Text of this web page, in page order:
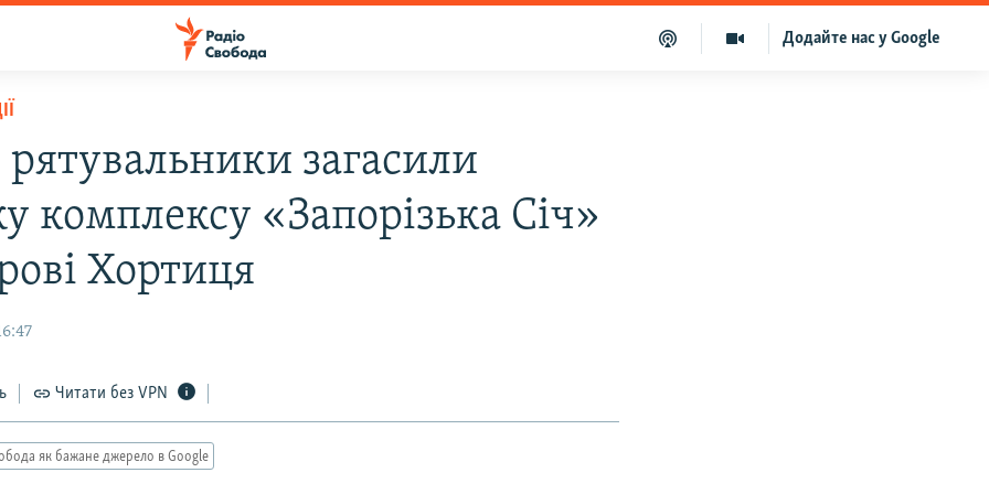
Додайте нас у Google
загасили
комплексу «Запорізька Січ»
Хортиця
Читати без VPN
як бажане джерело в Google